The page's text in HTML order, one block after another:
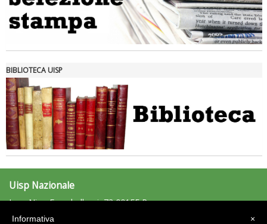
Tiziano Pesce nel Cda di Fondazione Terzjus: prima riunione a
BIBLIOTECA UISP
Uisp Nazionale
L.go Nino Franchellucci, 73 00155 Roma
Tel: 06.439841 - Fax: 06.43984320
×
Informativa